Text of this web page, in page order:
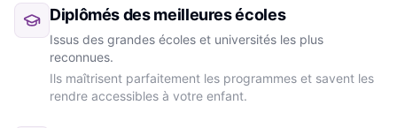
Diplômés des meilleures écoles
Issus des grandes écoles et universités les plus
reconnues.
Ils maîtrisent parfaitement les programmes et savent les
rendre accessibles à votre enfant.